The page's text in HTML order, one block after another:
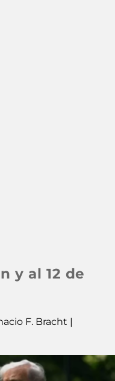
y al 12 de
F. Bracht |